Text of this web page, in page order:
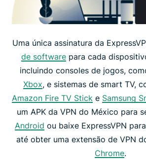
Uma única assinatura da
de softwarepara cada
incluindo consoles de jogos,
Xbox, e sistemas de smart TV,
Amazon Fire TV Stick e Samsung
um APK da VPN do México para
Android ou baixe ExpressVPN para
até obter uma extensão de VPN
Chrome.